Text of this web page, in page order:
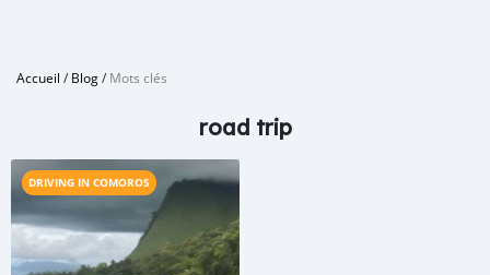
Accueil /Blog/Mots clés
road trip
DRIVING IN COMOROS